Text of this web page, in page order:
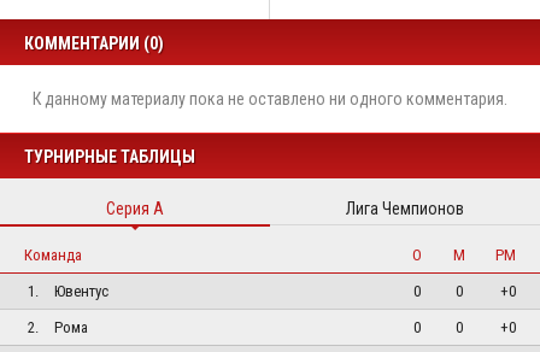
КОММЕНТАРИИ (0)
К данному материалу пока не оставлено ни одного комментария.
ТУРНИРНЫЕ ТАБЛИЦЫ
Серия А Лига Чемпионов
Команда О М
РМ
1.
Ювентус 0 0
+0
2.
Рома 0 0
+0